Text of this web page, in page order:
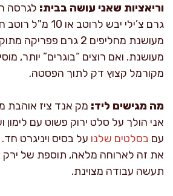
וריאציות שאני עושה בבית:
גרם צ’ילי יבש
מקורמל קצוץ דק לתוך הפסטה.
מה מגישים ליד: מק אנד ציז אוהבת
אני הולך על סלט ירוק פשוט עם לימון
עם בסלטים שלנו על בסיס ויניגרט
את זה לארוחה מלאה, תוספת של ירק
תעשה עבודה מצוינת.